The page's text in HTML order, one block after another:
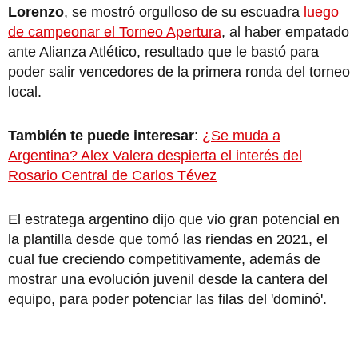
Lorenzo, se mostró orgulloso de su escuadra luego
de campeonar el Torneo Apertura, al haber empatado
ante Alianza Atlético, resultado que le bastó para
poder salir vencedores de la primera ronda del torneo
local.
También te puede interesar: ¿Se muda a
Argentina? Alex Valera despierta el interés del
Rosario Central de Carlos Tévez
El estratega argentino dijo que vio gran potencial en
la plantilla desde que tomó las riendas en 2021, el
cual fue creciendo competitivamente, además de
mostrar una evolución juvenil desde la cantera del
equipo, para poder potenciar las filas del 'dominó'.